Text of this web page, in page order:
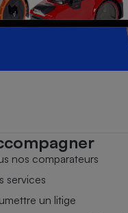
nos comparateurs
services
un litige